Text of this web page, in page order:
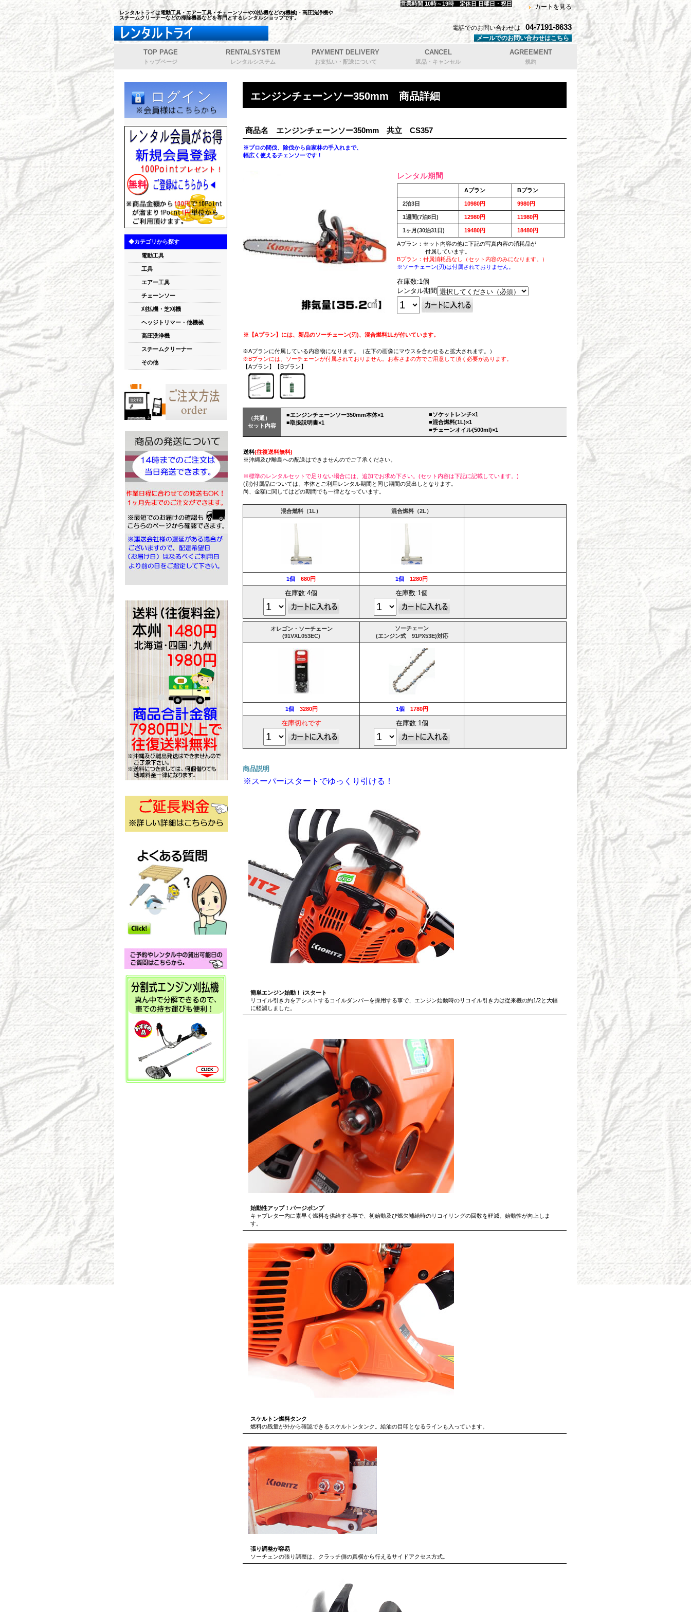
レンタルトライは電動工具・エアー工具・チェーンソーや刈払機などの(機械)・高圧洗浄機や
スチームクリーナーなどの掃除機器などを専門とするレンタルショップです。
電話でのお問い合わせは 04-7191-8633
メールでのお問い合わせはこちら
カートを見る
営業時間 10時～19時 定休日 日曜日・祝日
エンジンチェーンソー350mm 商品詳細
商品名 エンジンチェーンソー350mm 共立 CS357
※プロの間伐、除伐から自家林の手入れまで、
幅広く使えるチェンソーです！
レンタル期間
Aプラン Bプラン
2泊3日 10980円 9980円
1週間(7泊8日) 12980円 11980円
1ヶ月(30泊31日) 19480円 18480円
Aプラン：セット内容の他に下記の写真内容の消耗品が
付属しています。
Bプラン：付属消耗品なし（セット内容のみになります。）
※ソーチェーン(刃)は付属されておりません。
在庫数:1個
レンタル期間
※【Aプラン】には、新品のソーチェーン(刃)、混合燃料1Lが付いています。
※Aプランに付属している内容物になります。（左下の画像にマウスを合わせると拡大されます。）
※Bプランには、ソーチェーンが付属されておりません。お客さまの方でご用意して頂く必要があります。
【Aプラン】【Bプラン】
（共通）
セット内容
■エンジンチェーンソー350mm本体×1
■取扱説明書×1
■ソケットレンチ×1
■混合燃料(1L)×1
■チェーンオイル(500ml)×1
送料(往復送料無料)
※沖縄及び離島への配送はできませんのでご了承ください。
※標準のレンタルセットで足りない場合には、追加でお求め下さい。(セット内容は下記に記載しています。)
(別)付属品については、本体とご利用レンタル期間と同じ期間の貸出しとなります。
尚、金額に関してはどの期間でも一律となっています。
混合燃料（1L） 混合燃料（2L）
1個 680円 1個 1280円
在庫数:4個 在庫数:1個
オレゴン・ソーチェーン
(91VXL053EC)
ソーチェーン
(エンジン式 91PX53E)対応
1個 3280円 1個 1780円
在庫切れです 在庫数:1個
商品説明
※スーパーiスタートでゆっくり引ける！
簡単エンジン始動！ iスタート
リコイル引き力をアシストするコイルダンパーを採用する事で、エンジン始動時のリコイル引き力は従来機の約1/2と大幅
に軽減しました。
始動性アップ！パージポンプ
キャブレター内に素早く燃料を供給する事で、初始動及び燃欠補給時のリコイリングの回数を軽減。始動性が向上しま
す。
スケルトン燃料タンク
燃料の残量が外から確認できるスケルトンタンク。給油の目印となるラインも入っています。
張り調整が容易
ソーチェンの張り調整は、クラッチ側の真横から行えるサイドアクセス方式。
TOP PAGE
トップページ
RENTALSYSTEM
レンタルシステム
PAYMENT DELIVERY
お支払い・配送について
CANCEL
返品・キャンセル
AGREEMENT
規約
◆カテゴリから探す
電動工具
工具
エアー工具
チェーンソー
刈払機・芝刈機
ヘッジトリマー・他機械
高圧洗浄機
スチームクリーナー
その他